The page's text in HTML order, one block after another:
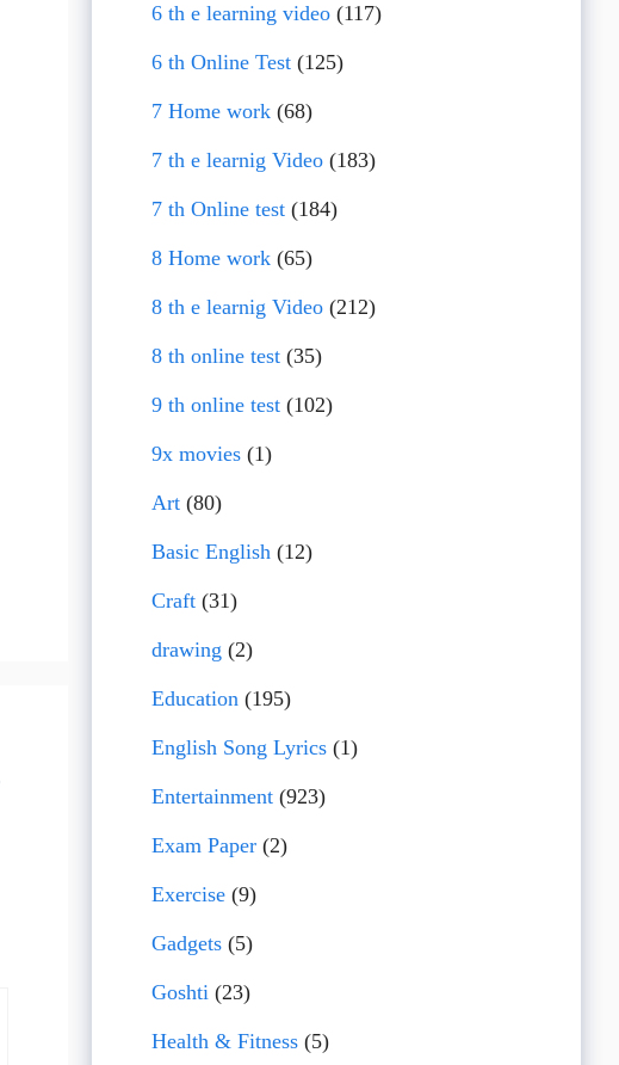
6 th e learning video (117)
6 th Online Test (125)
7 Home work (68)
7 th e learnig Video (183)
7 th Online test (184)
8 Home work (65)
8 th e learnig Video (212)
8 th online test (35)
9 th online test (102)
9x movies (1)
Art (80)
Basic English (12)
Craft (31)
drawing (2)
Education (195)
English Song Lyrics (1)
Entertainment (923)
Exam Paper (2)
Exercise (9)
Gadgets (5)
Goshti (23)
Health & Fitness (5)